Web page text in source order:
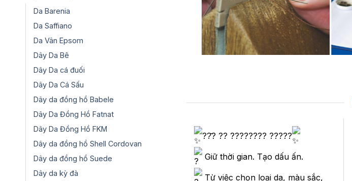
Da Barenia
Da Saffiano
Da Vân Epsom
Dây Da Bê
Dây Da cá đuối
Dây Da Cá Sấu
Dây da đồng hồ Babele
Dây Da Đồng Hồ Fatnat
Dây Da Đồng Hồ FKM
Dây da đồng hồ Shell Cordovan
Dây da đồng hồ Suede
Dây da kỳ đà
??̂? ?? ???????? ?????
Giữ thời gian. Tạo dấu ấn.
Từ việc chọn loại da, màu sắc,